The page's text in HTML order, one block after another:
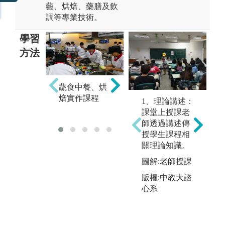
藝、烘焙、藥膳及飲
調等專業技術。
學習
方法
蔬食中餐、烘
焙實作課程
創新創業．體
驗課程
1、理論講述：
課堂上授課老
師透過講述傳
授學生課程相
關理論知識。
圖解:老師授課
版權:中教大諮
心系